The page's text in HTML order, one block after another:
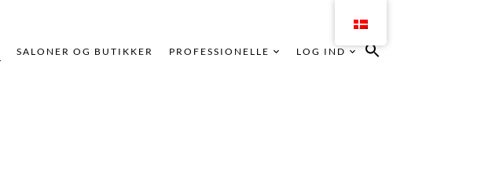
SALONER OG BUTIKKER PROFESSIONELLE LOG IND